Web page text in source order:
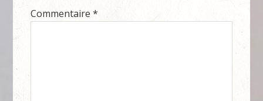
Commentaire*